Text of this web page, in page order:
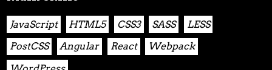
JavaScript HTML5 CSS3 SASS
LESS
PostCSS
Angular React
Webpack